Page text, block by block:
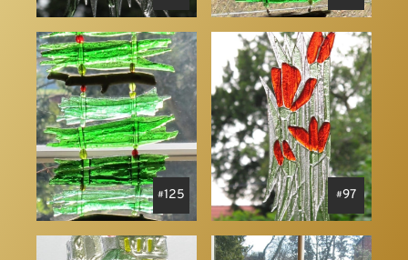
125 97